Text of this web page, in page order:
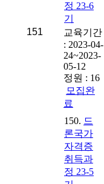
151
정 23-6
기
교육기간
: 2023-04-
24~2023-
05-12
정원 : 16
모집완
료
150. 드
론국가
자격증
취득과
정 23-5